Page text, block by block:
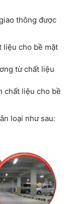
thông được
liệu cho bề mặt
từ chất liệu
chất liệu cho bề
loại như sau: